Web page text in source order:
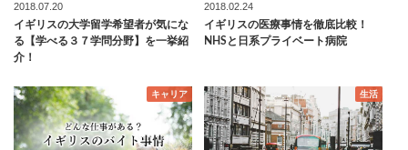
2018.07.20
イギリスの大学留学希望者が気にな
る【学べる３７学問分野】を一挙紹
介！
2018.02.24
イギリスの医療事情を徹底比較！
NHSと日系プライベート病院
キャリア 生活